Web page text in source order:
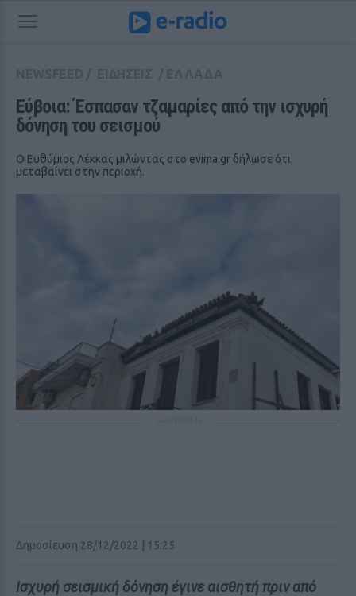
Εύβοια: Έσπασαν τζαμαρίες από την ισχυρή
δόνηση του σεισμού
Ο Ευθύμιος Λέκκας μιλώντας στο evima.gr δήλωσε ότι
μεταβαίνει στην περιοχή.
Δημοσίευση 28/12/2022 | 15:25
Ισχυρή σεισμική δόνηση έγινε αισθητή πριν από